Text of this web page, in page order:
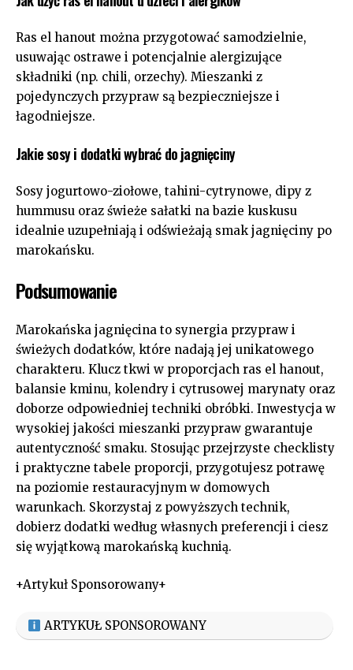
Ras el hanout można przygotować samodzielnie,
usuwając ostrawe i potencjalnie alergizujące
składniki (np. chili, orzechy). Mieszanki z
pojedynczych przypraw są bezpieczniejsze i
łagodniejsze.
Jakie sosy i dodatki wybrać do jagnięciny
Sosy jogurtowo-ziołowe, tahini-cytrynowe, dipy z
hummusu oraz świeże sałatki na bazie kuskusu
idealnie uzupełniają i odświeżają smak jagnięciny po
marokańsku.
Podsumowanie
Marokańska jagnięcina to synergia przypraw i
świeżych dodatków, które nadają jej unikatowego
charakteru. Klucz tkwi w proporcjach ras el hanout,
balansie kminu, kolendry i cytrusowej marynaty oraz
doborze odpowiedniej techniki obróbki. Inwestycja w
wysokiej jakości mieszanki przypraw gwarantuje
autentyczność smaku. Stosując przejrzyste checklisty
i praktyczne tabele proporcji, przygotujesz potrawę
na poziomie restauracyjnym w domowych
warunkach. Skorzystaj z powyższych technik,
dobierz dodatki według własnych preferencji i ciesz
się wyjątkową marokańską kuchnią.
+Artykuł Sponsorowany+
ARTYKUŁ SPONSOROWANY